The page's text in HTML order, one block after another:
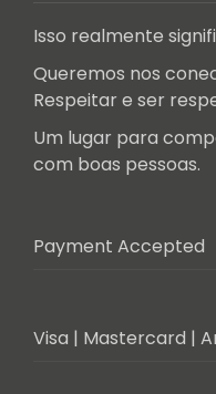
Isso realmente
Queremos nos
Respeitar e ser
Um lugar para
com boas pessoas.
Payment Accepted
Visa | Mastercard |